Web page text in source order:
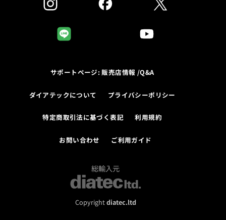
サポートページ: 販売店情報 /Q&A
ダイアテックについて プライバシーポリシー
特定商取引法に基づく表記 利用規約
お問い合わせ ご利用ガイド
総輸入元
Copyrightdiatec.ltd